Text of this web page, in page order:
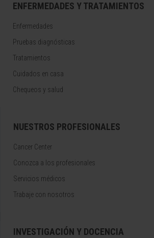
ENFERMEDADES Y TRATAMIENTOS
Enfermedades
Pruebas diagnósticas
Tratamientos
Cuidados en casa
Chequeos y salud
NUESTROS PROFESIONALES
Cancer Center
Conozca a los profesionales
Servicios médicos
Trabaje con nosotros
INVESTIGACIÓN Y DOCENCIA